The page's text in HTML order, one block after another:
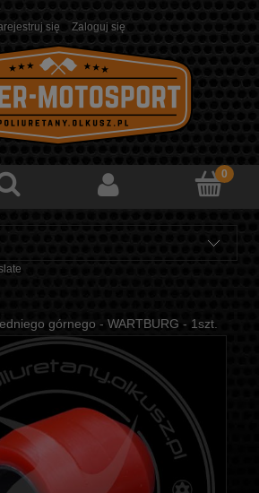
się Zaloguj się
górnego - WARTBURG - 1szt.